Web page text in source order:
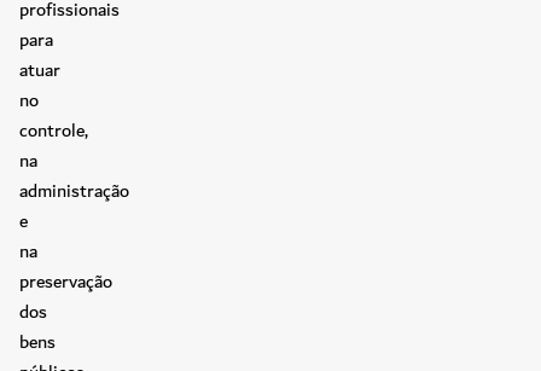
profissionais
para
atuar
no
controle,
na
administração
e
na
preservação
dos
bens